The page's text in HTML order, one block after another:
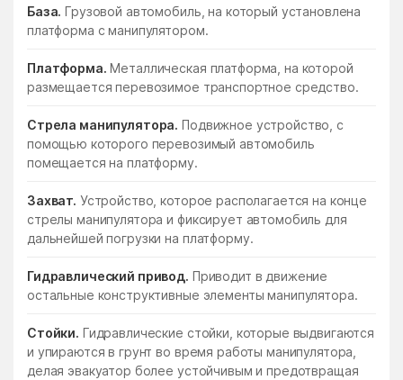
База. Грузовой автомобиль, на который установлена
платформа с манипулятором.
Платформа. Металлическая платформа, на которой
размещается перевозимое транспортное средство.
Стрела манипулятора. Подвижное устройство, с
помощью которого перевозимый автомобиль
помещается на платформу.
Захват. Устройство, которое располагается на конце
стрелы манипулятора и фиксирует автомобиль для
дальнейшей погрузки на платформу.
Гидравлический привод. Приводит в движение
остальные конструктивные элементы манипулятора.
Стойки. Гидравлические стойки, которые выдвигаются
и упираются в грунт во время работы манипулятора,
делая эвакуатор более устойчивым и предотвращая